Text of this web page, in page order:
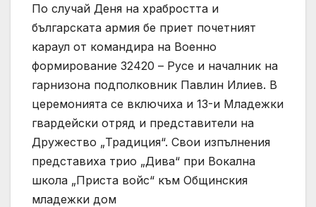
По случай Деня на храбростта и
българската армия бе приет почетният
караул от командира на Военно
формирование 32420 – Русе и началник на
гарнизона подполковник Павлин Илиев. В
церемонията се включиха и 13-и Младежки
гвардейски отряд и представители на
Дружество „Традиция“. Свои изпълнения
представиха трио „Дива“ при Вокална
школа „Приста войс“ към Общинския
младежки дом